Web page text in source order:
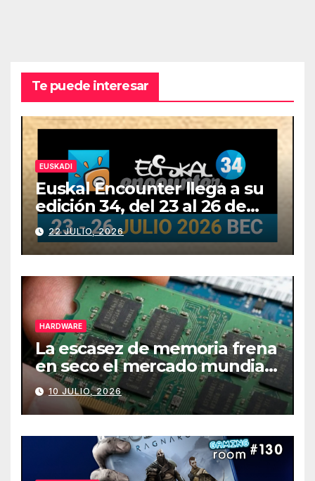
Te puede interesar
EUSKADI
Euskal Encounter llega a su
edición 34, del 23 al 26 de
julio
22 JULIO, 2026
HARDWARE
La escasez de memoria frena
en seco el mercado mundial
de PCs
10 JULIO, 2026